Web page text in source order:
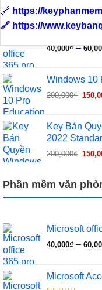
gốc
là:
Microsoft
40,000₫ –
Windows 10
200,000₫ Giá
Key Bản
2022
200,000₫ Giá
Phần mềm văn
Microsoft
40,000₫ –
Microsoft
🔗 https://
🔗 https://